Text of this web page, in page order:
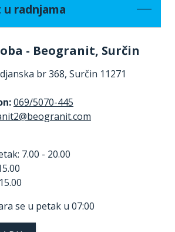
radnjama
- Beogranit, Surčin
br 368, Surčin 11271
069/5070-445
7.00 - 20.00
se u petak u 07:00